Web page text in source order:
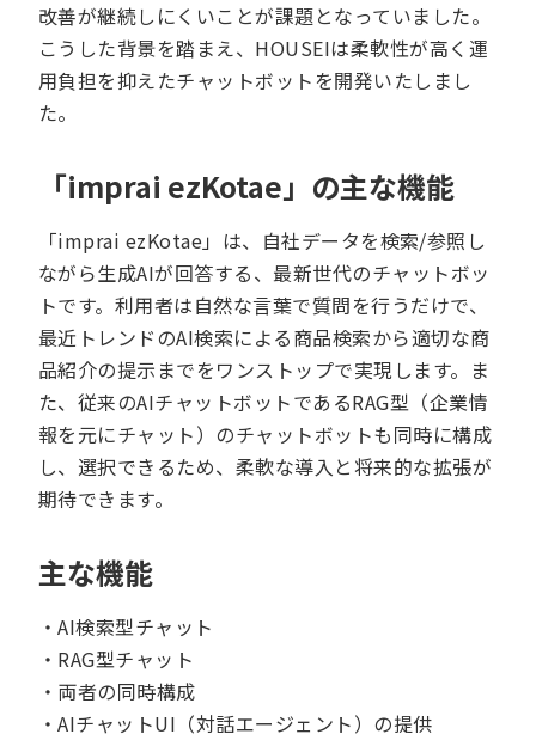
改善が継続しにくいことが課題となっていました。
こうした背景を踏まえ、HOUSEIは柔軟性が高く運
用負担を抑えたチャットボットを開発いたしまし
た。
「imprai ezKotae」の主な機能
「imprai ezKotae」は、自社データを検索/参照し
ながら生成AIが回答する、最新世代のチャットボッ
トです。利用者は自然な言葉で質問を行うだけで、
最近トレンドのAI検索による商品検索から適切な商
品紹介の提示までをワンストップで実現します。ま
た、従来のAIチャットボットであるRAG型（企業情
報を元にチャット）のチャットボットも同時に構成
し、選択できるため、柔軟な導入と将来的な拡張が
期待できます。
主な機能
・AI検索型チャット
・RAG型チャット
・両者の同時構成
・AIチャットUI（対話エージェント）の提供